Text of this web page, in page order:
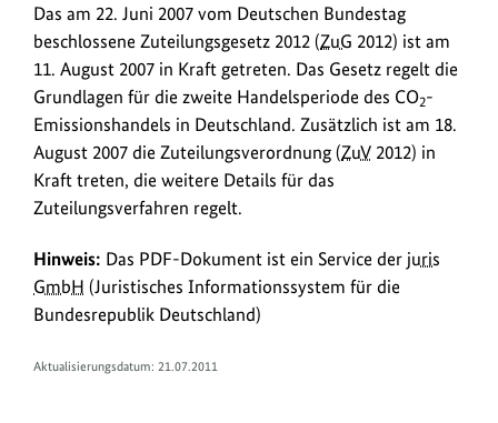
a
d
s
/
L
i
n
k
s
bei
Juris
Das am 22. Juni 2007 vom Deutschen Bundestag
beschlossene Zuteilungsgesetz 2012 (ZuG 2012) ist am
11. August 2007 in Kraft getreten. Das Gesetz regelt die
Grundlagen für die zweite Handelsperiode des CO2-
Emissionshandels in Deutschland. Zusätzlich ist am 18.
August 2007 die Zuteilungsverordnung (ZuV 2012) in
Kraft treten, die weitere Details für das
Zuteilungsverfahren regelt.
Hinweis: Das PDF-Dokument ist ein Service der juris
GmbH (Juristisches Informationssystem für die
Bundesrepublik Deutschland)
Aktualisierungsdatum: 21.07.2011